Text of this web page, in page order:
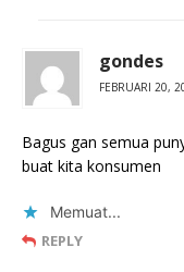
gondes
FEBRUARI 20,
Bagus gan semua
buat kita konsumen
Memuat...
REPLY